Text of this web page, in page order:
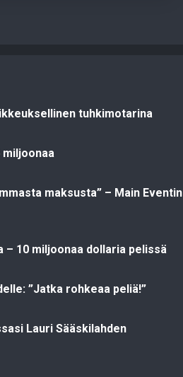
tuhkimotarina
maksusta” – Main Eventin
10 miljoonaa dollaria pelissä
”Jatka rohkeaa peliä!”
Lauri Sääskilahden